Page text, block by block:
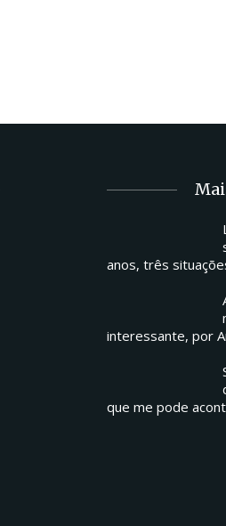
anos, três
interessante, por
que me pode